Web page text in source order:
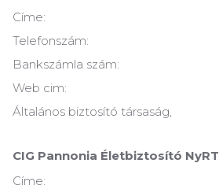
Címe:
Telefonszám:
Bankszámla szám:
Web cim:
Általános biztosító társaság,
CIG Pannonia Életbiztosító NyRT
Címe: